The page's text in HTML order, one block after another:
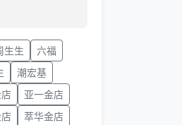
生生
六福
潮宏基
亚一金店
萃华金店